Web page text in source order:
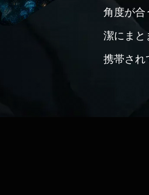
角度が合
潔にまと
携帯され